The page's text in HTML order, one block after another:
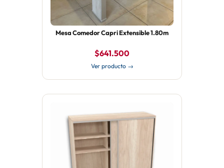
Mesa Comedor Capri Extensible 1.80m
$641.500
Ver producto →